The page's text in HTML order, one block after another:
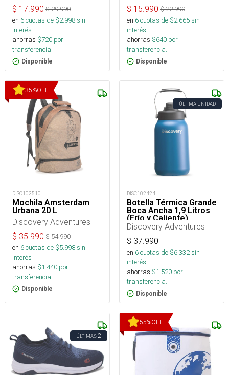
$ 17.990 $29.990
en 6cuotas de $2.998sin
interés
ahorras $720 por
transferencia.
Disponible
$ 15.990 $22.990
en 6cuotas de $2.665sin
interés
ahorras $640 por
transferencia.
Disponible
35%OFF
DISC102510
Mochila Amsterdam
Urbana 20 L
Discovery Adventures
$ 35.990 $54.990
en 6cuotas de $5.998sin
interés
ahorras $1.440 por
transferencia.
Disponible
ÚLTIMA UNIDAD
DISC102424
Botella Térmica Grande
Boca Ancha 1,9 Litros
(Frío y Caliente)
Discovery Adventures
$ 37.990
en 6cuotas de $6.332sin
interés
ahorras $1.520 por
transferencia.
Disponible
ÚLTIMAS2
55%OFF